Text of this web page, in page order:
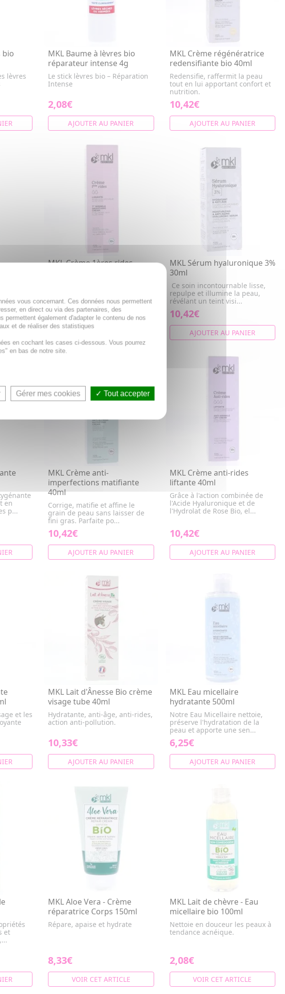
bio
lèvres
MKL Baume à lèvres bio
réparateur intense 4g
Le stick lèvres bio – Réparation
Intense
2,08€
AJOUTER AU PANIER
MKL Crème régénératrice
redensifiante bio 40ml
Redensifie, raffermit la peau
tout en lui apportant confort et
nutrition.
10,42€
AJOUTER AU PANIER
MKL Crème 1ères rides
premières rides pour un tei...
10,42€
AJOUTER AU PANIER
MKL Sérum hyaluronique 3%
30ml
Ce soin incontournable lisse,
repulpe et illumine la peau,
révélant un teint visi...
10,42€
AJOUTER AU PANIER
en
p...
MKL Crème anti-
imperfections matifiante
40ml
Corrige, matifie et affine le
grain de peau sans laisser de
fini gras. Parfaite po...
10,42€
AJOUTER AU PANIER
MKL Crème anti-rides
liftante 40ml
Grâce à l'action combinée de
l'Acide Hyaluronique et de
l'Hydrolat de Rose Bio, el...
10,42€
AJOUTER AU PANIER
et les
MKL Lait d'Ânesse Bio crème
visage tube 40ml
Hydratante, anti-âge, anti-rides,
action anti-pollution.
10,33€
AJOUTER AU PANIER
MKL Eau micellaire
hydratante 500ml
Notre Eau Micellaire nettoie,
préserve l'hydratation de la
peau et apporte une sen...
6,25€
AJOUTER AU PANIER
et
MKL Aloe Vera - Crème
réparatrice Corps 150ml
Répare, apaise et hydrate
8,33€
VOIR CET ARTICLE
MKL Lait de chèvre - Eau
micellaire bio 100ml
Nettoie en douceur les peaux à
tendance acnéique.
2,08€
VOIR CET ARTICLE
vous concernant. Ces données nous permettent
en direct ou via des partenaires, des
également d'adapter le contenu de nos
et de réaliser des statistiques
en cochant les cases ci-dessous. Vous pourrez
en bas de notre site.
Gérer mes cookies Tout accepter